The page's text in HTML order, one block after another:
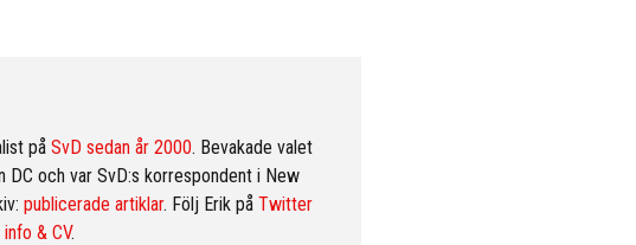
på SvD sedan år 2000. Bevakade valet
DC och var SvD:s korrespondent i New
publicerade artiklar. Följ Erik på Twitter
& CV.